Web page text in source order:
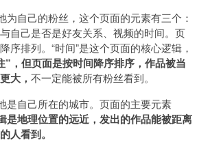
为自己的粉丝，这个页面的元素有三个：
自己是否是好友关系、视频的时间。页
序排列。“时间”是这个页面的核心逻辑，
”，但页面是按时间降序排序，作品被当
大， 不一定能被所有粉丝看到。
是自己所在的城市。页面的主要元素
是地理位置的远近，发出的作品能被距离
人看到。